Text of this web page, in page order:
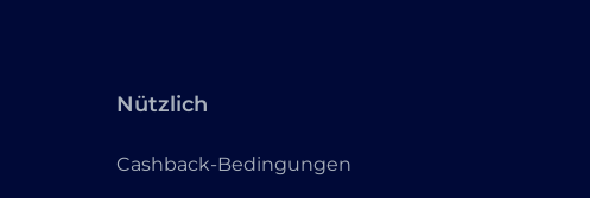
Nützlich
Cashback-Bedingungen